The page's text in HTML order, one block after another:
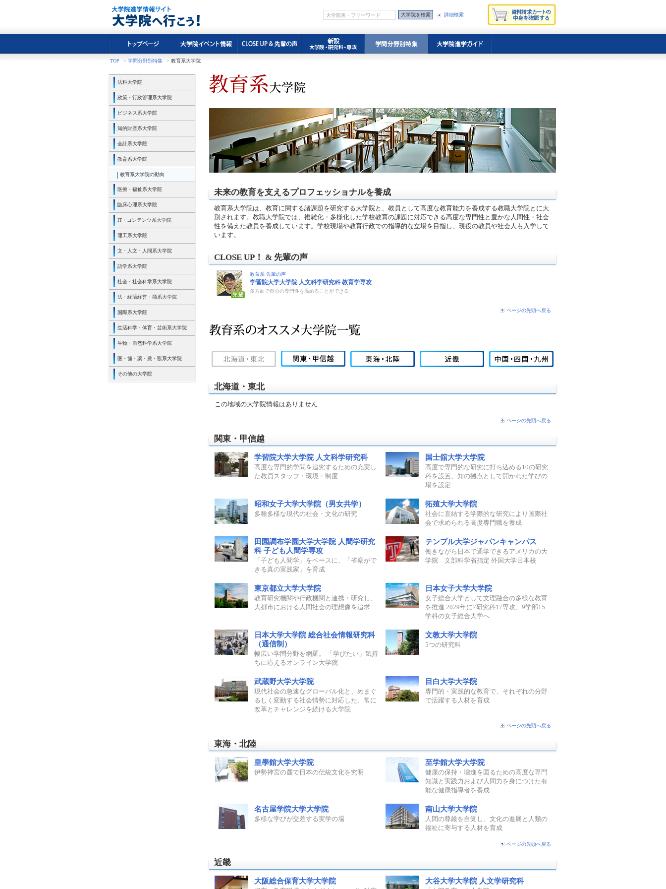
詳細検索
TOP > 学問分野別特集 > 教育系大学院
法科大学院
政策・行政管理系大学院
ビジネス系大学院
知的財産系大学院
会計系大学院
教育系大学院
教育系大学院の動向
医療・福祉系大学院
臨床心理系大学院
IT・コンテンツ系大学院
理工系大学院
文・人文・人間系大学院
語学系大学院
社会・社会科学系大学院
法・経済経営・商系大学院
国際系大学院
生活科学・体育・芸術系大学院
生物・自然科学系大学院
医・歯・薬・農・獣系大学院
その他の大学院
未来の教育を支えるプロフェッショナルを養成
教育系大学院は、教育に関する諸課題を研究する大学院と、教員として高度な教育能力を養成する教職大学院とに大
別されます。教職大学院では、複雑化・多様化した学校教育の課題に対応できる高度な専門性と豊かな人間性・社会
性を備えた教員を養成しています。学校現場や教育行政での指導的な立場を目指し、現役の教員や社会人も入学して
います。
CLOSE UP！ & 先輩の声
教育系 先輩の声
学習院大学大学院 人文科学研究科 教育学専攻
多方面で自分の専門性を高めることができる
ページの先頭へ戻る
北海道・東北
この地域の大学院情報はありません
ページの先頭へ戻る
関東・甲信越
学習院大学大学院 人文科学研究科
高度な専門的学問を追究するための充実し
た教員スタッフ・環境・制度
国士舘大学大学院
高度で専門的な研究に打ち込める10の研究
科を設置、知の拠点として開かれた学びの
場を設定
昭和女子大学大学院（男女共学）
多種多様な現代の社会・文化の研究
拓殖大学大学院
社会に直結する学際的な研究により国際社
会で求められる高度専門職を養成
田園調布学園大学大学院 人間学研究
科 子ども人間学専攻
「子ども人間学」をベースに、「省察がで
きる真の実践家」を育成
テンプル大学ジャパンキャンパス
働きながら日本で通学できるアメリカの大
学院 文部科学省指定 外国大学日本校
東京都立大学大学院
教育研究機関や行政機関と連携・研究し、
大都市における人間社会の理想像を追求
日本女子大学大学院
女子総合大学として文理融合の多様な教育
を推進 2029年に7研究科17専攻、9学部15
学科の女子総合大学へ
日本大学大学院 総合社会情報研究科
（通信制）
幅広い学問分野を網羅。 「学びたい」気持
ちに応えるオンライン大学院
文教大学大学院
5つの研究科
武蔵野大学大学院
現代社会の急速なグローバル化と、めまぐ
るしく変動する社会情勢に対応した、常に
改革とチャレンジを続ける大学院
目白大学大学院
専門的・実践的な教育で、それぞれの分野
で活躍する人材を育成
ページの先頭へ戻る
東海・北陸
皇學館大学大学院
伊勢神宮の麓で日本の伝統文化を究明
至学館大学大学院
健康の保持・増進を図るための高度な専門
知識と実践力および人間力を身につけた有
能な健康指導者を養成
名古屋学院大学大学院
多様な学びが交差する実学の場
南山大学大学院
人間の尊厳を自覚し、文化の進展と人類の
福祉に寄与する人材を育成
ページの先頭へ戻る
近畿
大阪総合保育大学大学院 大谷大学大学院 人文学研究科